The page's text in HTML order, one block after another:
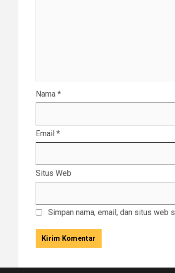
Nama *
Email *
Situs Web
Simpan nama, email, dan situs web